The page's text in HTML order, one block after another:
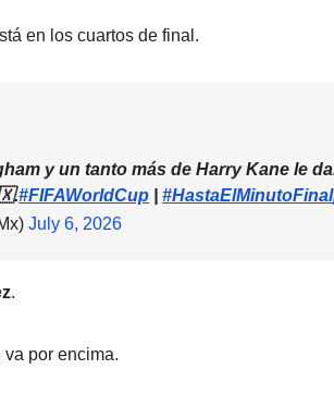
en los cuartos de final.
y un tanto más de Harry Kane le
#FIFAWorldCup #HastaElMinutoFinal
July 6, 2026
.
va por encima.